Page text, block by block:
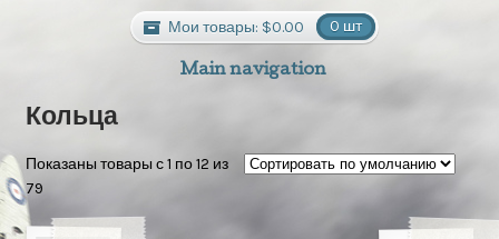
Мои товары: $0.00 0 шт
Main navigation
Кольца
Показаны товары с 1 по 12 из
79